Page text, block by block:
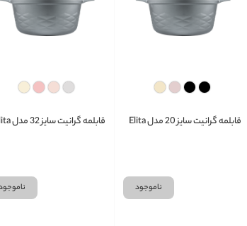
قابلمه گرانیت سایز 20 مدل Elita
ناموجود
قابلمه گرانیت سایز 32 مدل Elita